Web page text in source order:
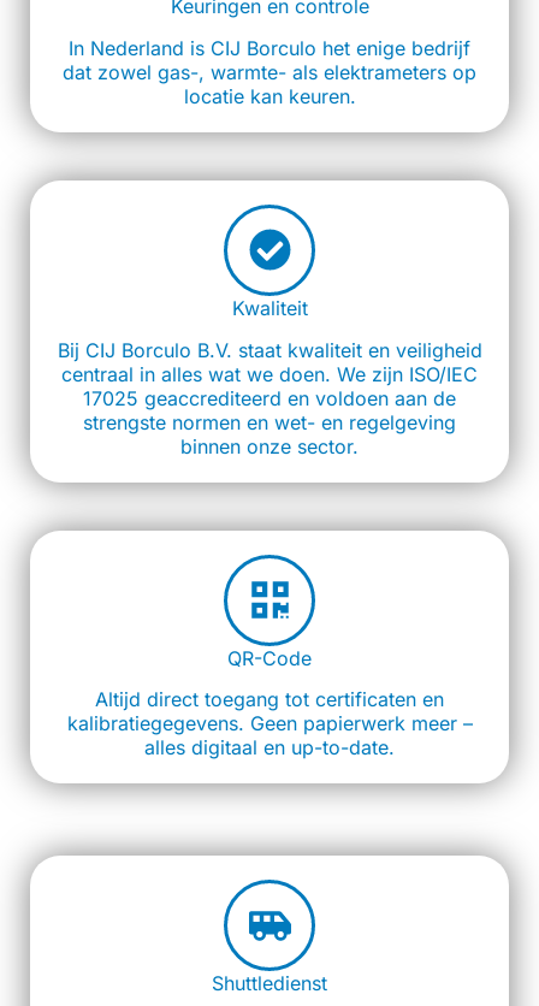
Keuringen en controle
In Nederland is CIJ Borculo het enige bedrijf
dat zowel gas-, warmte- als elektrameters op
locatie kan keuren.
Kwaliteit
Bij CIJ Borculo B.V. staat kwaliteit en veiligheid
centraal in alles wat we doen. We zijn ISO/IEC
17025 geaccrediteerd en voldoen aan de
strengste normen en wet- en regelgeving
binnen onze sector.
QR-Code
Altijd direct toegang tot certificaten en
kalibratiegegevens. Geen papierwerk meer –
alles digitaal en up-to-date.
Shuttledienst